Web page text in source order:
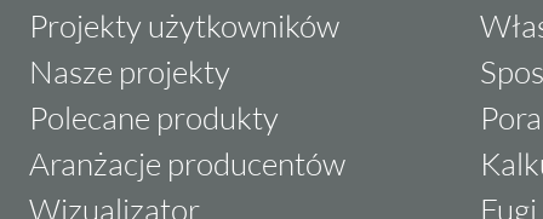
Projekty użytkowników
Nasze projekty
Polecane produkty
Aranżacje producentów
Wizualizator